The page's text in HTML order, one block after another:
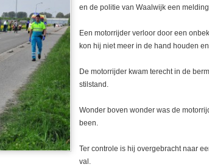
en de politie van Waalwijk een
Een motorrijder verloor door een
kon hij niet meer in de hand houden
De motorrijder kwam terecht in de
stilstand.
Wonder boven wonder was de
been.
Ter controle is hij overgebracht naar
val.